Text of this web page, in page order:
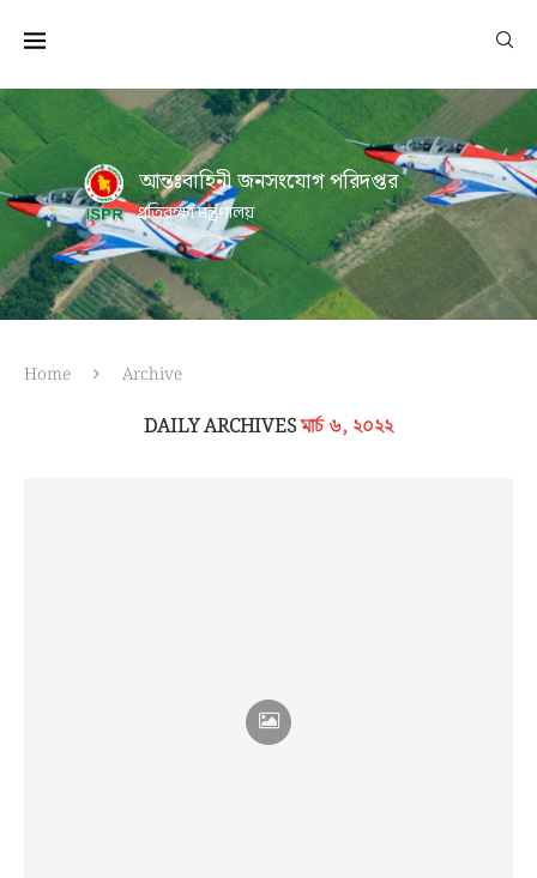
আন্তঃবাহিনী জনসংযোগ পরিদপ্তর
প্রতিরক্ষা মন্ত্রণালয়
Home Archive
DAILY ARCHIVESমার্চ ৬, ২০২২